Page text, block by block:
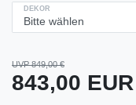
DEKOR
UVP 849,00 €
843,00 EUR